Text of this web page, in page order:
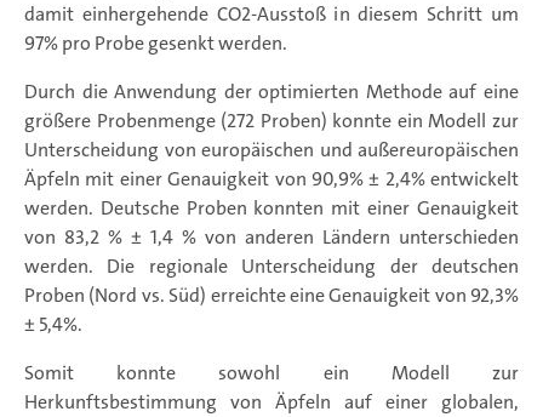
damit einhergehende CO2-Ausstoß in diesem Schritt um
97% pro Probe gesenkt werden.
Durch die Anwendung der optimierten Methode auf eine
größere Probenmenge (272 Proben) konnte ein Modell zur
Unterscheidung von europäischen und außereuropäischen
Äpfeln mit einer Genauigkeit von 90,9% ± 2,4% entwickelt
werden. Deutsche Proben konnten mit einer Genauigkeit
von 83,2 % ± 1,4 % von anderen Ländern unterschieden
werden. Die regionale Unterscheidung der deutschen
Proben (Nord vs. Süd) erreichte eine Genauigkeit von 92,3%
± 5,4%.
Somit konnte sowohl ein Modell zur
Herkunftsbestimmung von Äpfeln auf einer globalen,